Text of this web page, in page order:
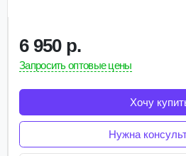
6 950 р.
Запросить оптовые цены
Хочу
Нужна